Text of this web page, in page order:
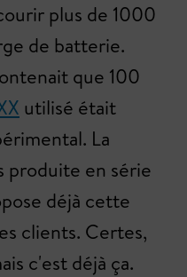
plus de 1000
de batterie.
que 100
utilisé était
La
produite en série
déjà cette
clients. Certes,
c'est déjà ça.